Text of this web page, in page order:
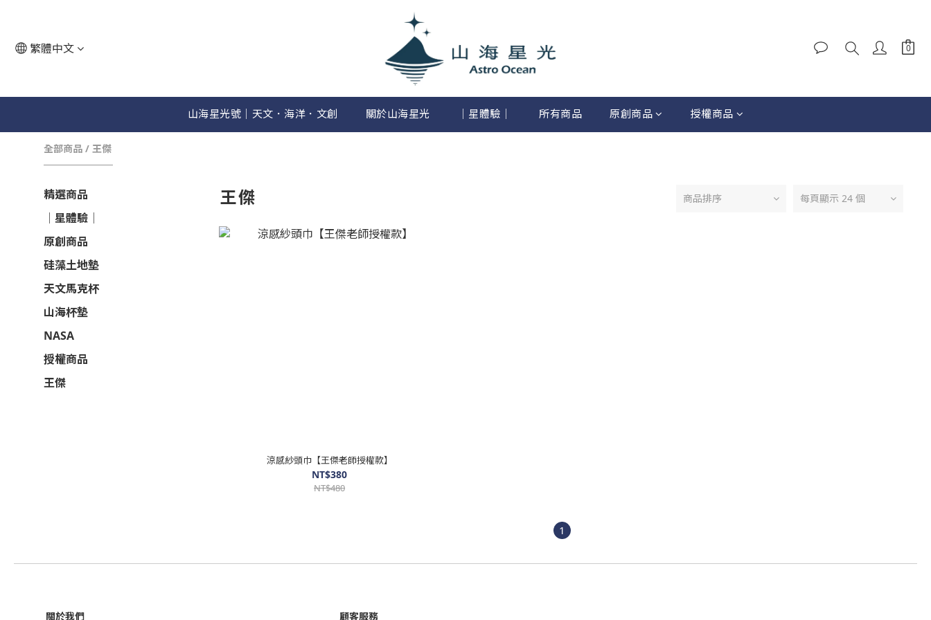
繁體中文
山海星光號│天文．海洋．文創 關於山海星光 │星體驗│ 所有商品 原創商品 授權商品
全部商品 / 王傑
精選商品
│星體驗│
原創商品
硅藻土地墊
天文馬克杯
山海杯墊
NASA
授權商品
王傑
王傑 商品排序 每頁顯示 24 個
涼感紗頭巾【王傑老師授權款】
NT$380
NT$480
1
關於我們 顧客服務